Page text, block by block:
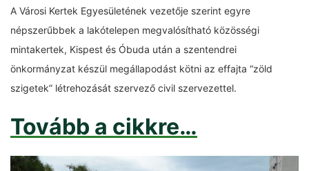
A Városi Kertek Egyesületének vezetője szerint egyre
népszerűbbek a lakótelepen megvalósítható közösségi
mintakertek, Kispest és Óbuda után a szentendrei
önkormányzat készül megállapodást kötni az effajta “zöld
szigetek” létrehozását szervező civil szervezettel.
Tovább a cikkre…